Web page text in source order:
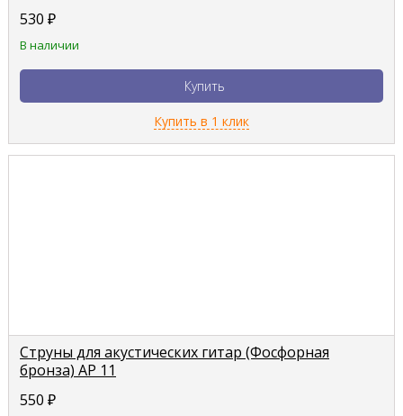
530 ₽
В наличии
Купить
Купить в 1 клик
Струны для акустических гитар (Фосфорная
бронза) AP 11
550 ₽